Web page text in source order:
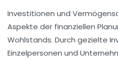
Investitionen und
Aspekte der finanziellen
Wohlstands. Durch gezielte
Einzelpersonen und